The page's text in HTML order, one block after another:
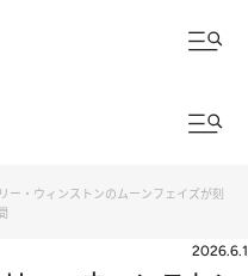
ー・ウィンストンのムーンフェイズが刻
2026.6.1